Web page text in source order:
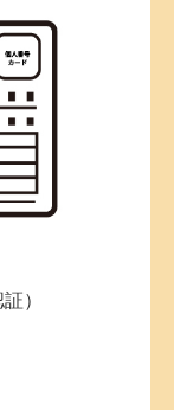
）